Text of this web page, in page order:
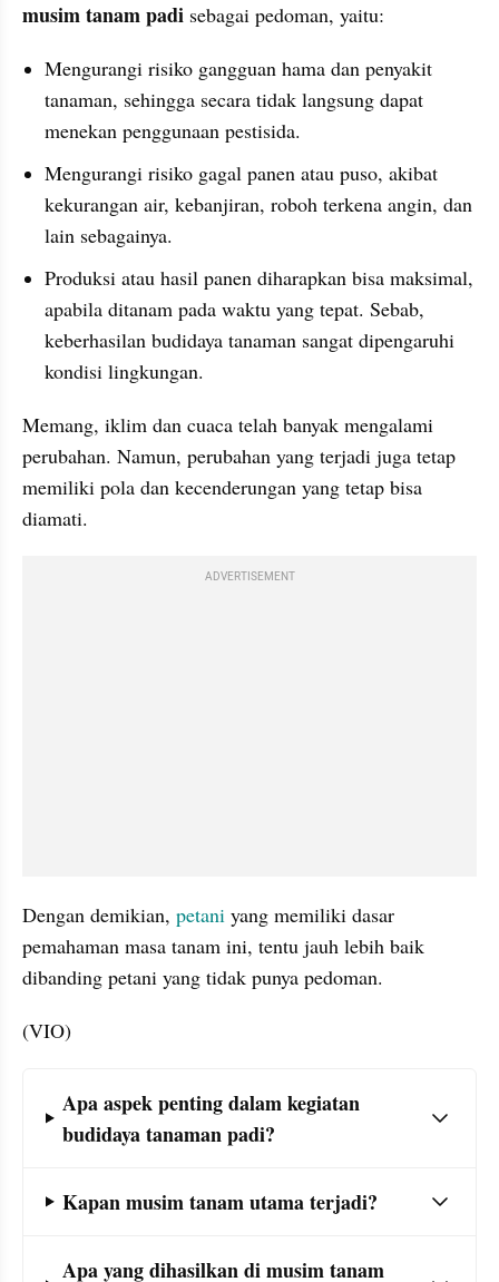
musim tanam padi sebagai pedoman, yaitu:
Mengurangi risiko gangguan hama dan penyakit
tanaman, sehingga secara tidak langsung dapat
menekan penggunaan pestisida.
Mengurangi risiko gagal panen atau puso, akibat
kekurangan air, kebanjiran, roboh terkena angin, dan
lain sebagainya.
Produksi atau hasil panen diharapkan bisa maksimal,
apabila ditanam pada waktu yang tepat. Sebab,
keberhasilan budidaya tanaman sangat dipengaruhi
kondisi lingkungan.
Memang, iklim dan cuaca telah banyak mengalami
perubahan. Namun, perubahan yang terjadi juga tetap
memiliki pola dan kecenderungan yang tetap bisa
diamati.
ADVERTISEMENT
Dengan demikian, petani yang memiliki dasar
pemahaman masa tanam ini, tentu jauh lebih baik
dibanding petani yang tidak punya pedoman.
(VIO)
Apa aspek penting dalam kegiatan
budidaya tanaman padi?
Kapan musim tanam utama terjadi?
Apa yang dihasilkan di musim tanam